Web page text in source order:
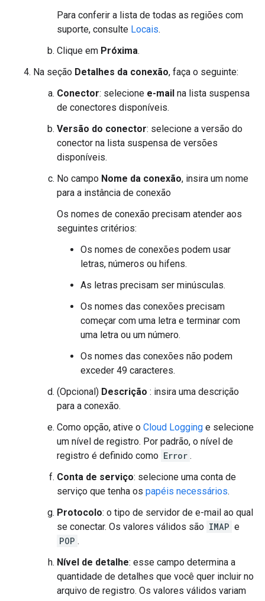
Para conferir a lista de todas as regiões com
suporte, consulte Locais.
Clique em Próxima.
Na seção Detalhes da conexão, faça o seguinte:
Conector: selecione e-mail na lista suspensa
de conectores disponíveis.
Versão do conector: selecione a versão do
conector na lista suspensa de versões
disponíveis.
No campo Nome da conexão, insira um nome
para a instância de conexão
Os nomes de conexão precisam atender aos
seguintes critérios:
Os nomes de conexões podem usar
letras, números ou hifens.
As letras precisam ser minúsculas.
Os nomes das conexões precisam
começar com uma letra e terminar com
uma letra ou um número.
Os nomes das conexões não podem
exceder 49 caracteres.
(Opcional) Descrição : insira uma descrição
para a conexão.
Como opção, ative o Cloud Logging e selecione
um nível de registro. Por padrão, o nível de
registro é definido como Error .
Conta de serviço: selecione uma conta de
serviço que tenha os papéis necessários.
Protocolo: o tipo de servidor de e-mail ao qual
se conectar. Os valores válidos são IMAP e
POP .
Nível de detalhe: esse campo determina a
quantidade de detalhes que você quer incluir no
arquivo de registro. Os valores válidos variam